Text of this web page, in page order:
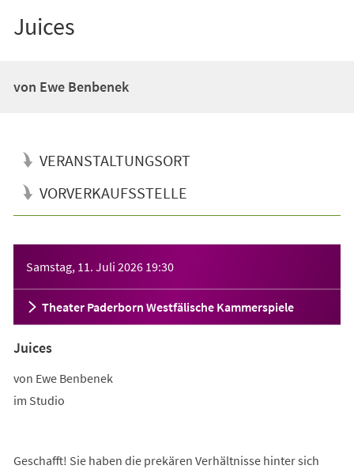
Juices
von Ewe Benbenek
VERANSTALTUNGSORT
VORVERKAUFSSTELLE
Samstag, 11. Juli 2026 19:30
Theater Paderborn Westfälische Kammerspiele
Juices
von Ewe Benbenek
im Studio
Geschafft! Sie haben die prekären Verhältnisse hinter sich